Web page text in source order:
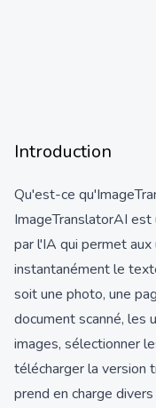
Introduction
Qu'est-ce
ImageTranslatorAI
par l'IA qui permet
instantanément le
soit une photo, une
document scanné, les
images, sélectionner
télécharger la version
prend en charge